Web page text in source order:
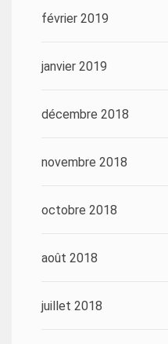
février 2019
janvier 2019
décembre 2018
novembre 2018
octobre 2018
août 2018
juillet 2018